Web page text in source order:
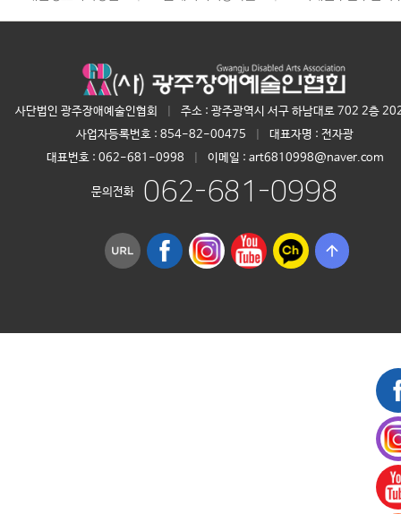
사단법인 광주장애예술인협회
주소 : 광주광역시 서구 하남대로 702 2층
사업자등록번호 : 854-82-00475 대표자명 : 전자광
대표번호 : 062-681-0998 이메일 : art6810998@naver.com
문의전화 062-681-0998
arrow_upward